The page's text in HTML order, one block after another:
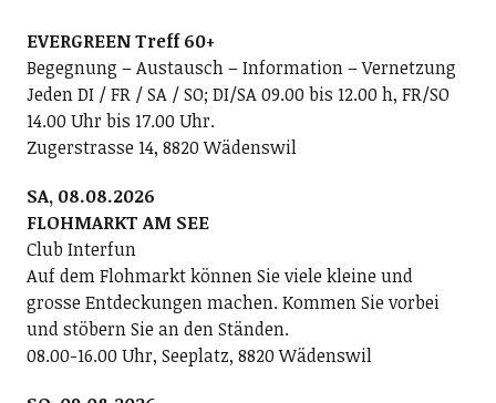
EVERGREEN Treff 60+
Begegnung – Austausch – Information – Vernetzung
Jeden DI / FR / SA / SO; DI/SA 09.00 bis 12.00 h, FR/SO
14.00 Uhr bis 17.00 Uhr.
Zugerstrasse 14, 8820 Wädenswil
SA, 08.08.2026
FLOHMARKT AM SEE
Club Interfun
Auf dem Flohmarkt können Sie viele kleine und
grosse Entdeckungen machen. Kommen Sie vorbei
und stöbern Sie an den Ständen.
08.00-16.00 Uhr, Seeplatz, 8820 Wädenswil